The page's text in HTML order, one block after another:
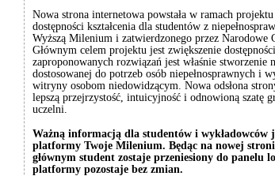
Nowa strona internetowa powstała w ramach
dostępności kształcenia dla studentów z
Wyższą Milenium i zatwierdzonego przez Narodowe
Głównym celem projektu jest zwiększenie
zaproponowanych rozwiązań jest właśnie
dostosowanej do potrzeb osób niepełnosprawnych i
witryny osobom niedowidzącym. Nowa odsłona
lepszą przejrzystość, intuicyjność i odnowioną szatę
uczelni.
Ważną informacją dla studentów i wykładowców
platformy Twoje Milenium. Będąc na nowej
głównym student zostaje przeniesiony do
platformy pozostaje bez zmian.